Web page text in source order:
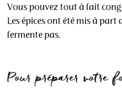
Vous pouvez tout à fait
Les épices ont été mis à
fermente pas.
Pour préparer votre